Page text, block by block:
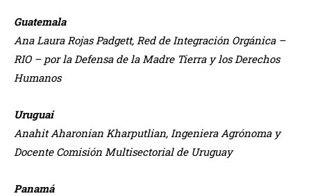
Guatemala
Ana Laura Rojas Padgett, Red de Integración Orgánica –
RIO – por la Defensa de la Madre Tierra y los Derechos
Humanos
Uruguai
Anahit Aharonian Kharputlian, Ingeniera Agrónoma y
Docente Comisión Multisectorial de Uruguay
Panamá